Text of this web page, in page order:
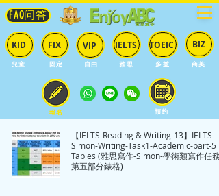
BIZ
KID
兒童
FIX
固定
VIP
​自由
IELTS
雅思 商英
報名 預約
FAQ问答
TOEIC
多益
【IELTS-Reading & Writing-13】IELTS-
Simon-Writing-Task1-Academic-part-5
Tables (雅思寫作-Simon-學術類寫作任務
第五部分錶格)